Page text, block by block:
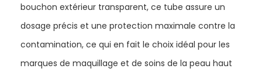
bouchon extérieur transparent, ce tube assure un
dosage précis et une protection maximale contre la
contamination, ce qui en fait le choix idéal pour les
marques de maquillage et de soins de la peau haut